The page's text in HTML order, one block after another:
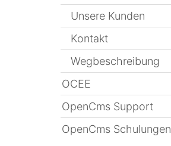
Unsere Kunden
Kontakt
Wegbeschreibung
OCEE
OpenCms Support
OpenCms Schulungen